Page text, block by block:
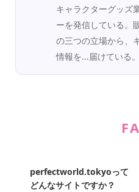
キャラクターグッズ
ーを発信している。
の三つの立場から、
情報を...届けている。
perfectworld.tokyoって
どんなサイトですか？